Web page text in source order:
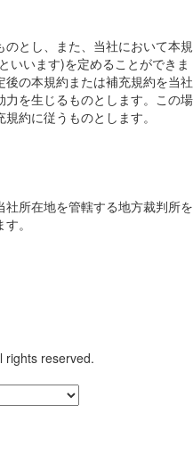
とし、また、当社において本規
いいます)を定めることができま
の本規約または補充規約を当社
を生じるものとします。この場
約に従うものとします。
所在地を管轄する地方裁判所を
。
rights reserved.